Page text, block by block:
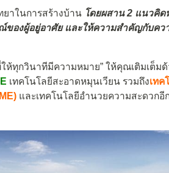
าในการสร้างบ้าน โดยผสาน 2 แนวคิด
ของผู้อยู่อาศัย และให้ความสำคัญกับค
ห้ทุกวินาทีมีความหมาย” ให้คุณเติมเต็มด้
เทคโนโลยีสะอาดหมุนเวียน รวมถึงเทค
และเทคโนโลยีอำนวยความสะดวกอี